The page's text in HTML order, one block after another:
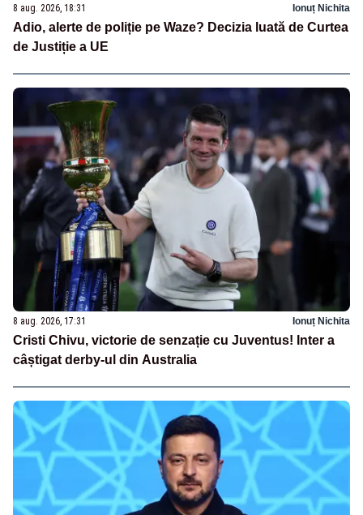
8 aug. 2026, 18:31 Ionuț Nichita
Adio, alerte de poliție pe Waze? Decizia luată de Curtea
de Justiție a UE
8 aug. 2026, 17:31 Ionuț Nichita
Cristi Chivu, victorie de senzație cu Juventus! Inter a
câștigat derby-ul din Australia